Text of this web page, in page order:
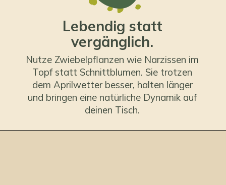
Lebendig statt
vergänglich.
Nutze Zwiebelpflanzen wie Narzissen im
Topf statt Schnittblumen. Sie trotzen
dem Aprilwetter besser, halten länger
und bringen eine natürliche Dynamik auf
deinen Tisch.